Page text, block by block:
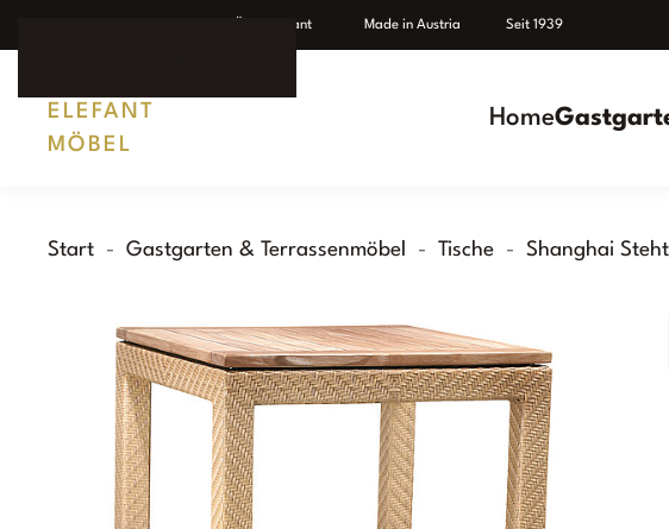
ber Elefant Made in Austria Seit 1939
Home
Start Gastgarten & Terrassenmöbel Tische Shanghai